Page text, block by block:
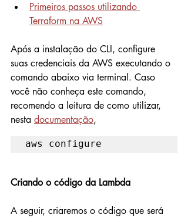
Primeiros passos utilizando
Terraform na AWS
Após a instalação do CLI, configure
suas credenciais da AWS executando o
comando abaixo via terminal. Caso
você não conheça este comando,
recomendo a leitura de como utilizar,
nesta documentação,
aws configure
Criando o código da Lambda
A seguir, criaremos o código que será